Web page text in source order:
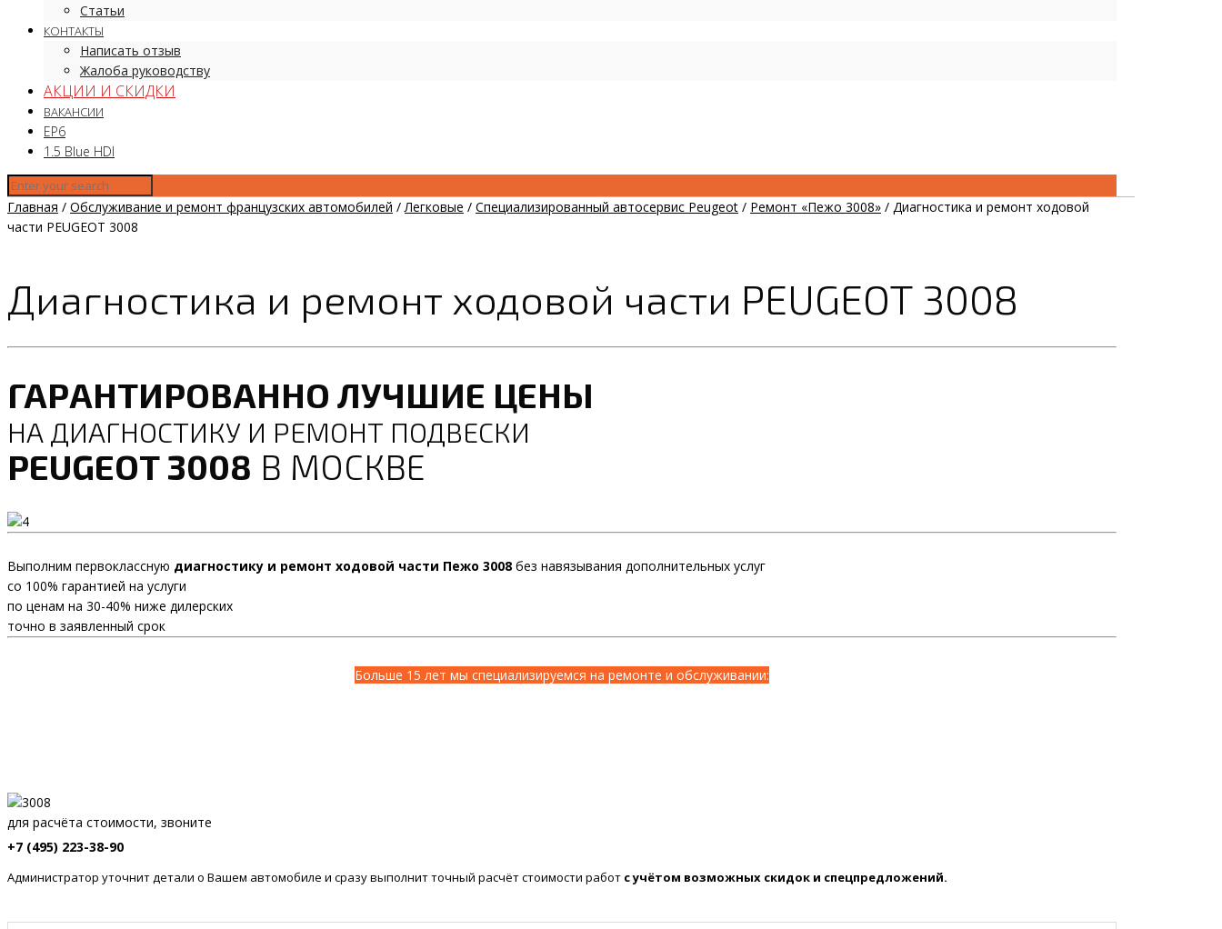
Статьи
КОНТАКТЫ
Написать отзыв
Жалоба руководству
АКЦИИ И СКИДКИ
ВАКАНСИИ
EP6
1.5 Blue HDI
Главная / Обслуживание и ремонт французских автомобилей / Легковые / Специализированный автосервис Peugeot / Ремонт «Пежо 3008» / Диагностика и ремонт ходовой
части PEUGEOT 3008
Диагностика и ремонт ходовой части PEUGEOT 3008
ГАРАНТИРОВАННО ЛУЧШИЕ ЦЕНЫ
НА ДИАГНОСТИКУ И РЕМОНТ ПОДВЕСКИ
PEUGEOT 3008 В МОСКВЕ
Выполним первоклассную диагностику и ремонт ходовой части Пежо 3008 без навязывания дополнительных услуг
со 100% гарантией на услуги
по ценам на 30-40% ниже дилерских
точно в заявленный срок
Больше 15 лет мы специализируемся на ремонте и обслуживании:
для расчёта стоимости, звоните
+7 (495) 223-38-90
Администратор уточнит детали о Вашем автомобиле и сразу выполнит точный расчёт стоимости работ с учётом возможных скидок и спецпредложений.